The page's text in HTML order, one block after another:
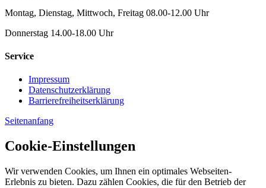
Montag, Dienstag, Mittwoch, Freitag 08.00-12.00 Uhr
Donnerstag 14.00-18.00 Uhr
Service
Impressum
Datenschutzerklärung
Barrierefreiheitserklärung
Seitenanfang
Cookie-Einstellungen
Wir verwenden Cookies, um Ihnen ein optimales Webseiten-
Erlebnis zu bieten. Dazu zählen Cookies, die für den Betrieb der